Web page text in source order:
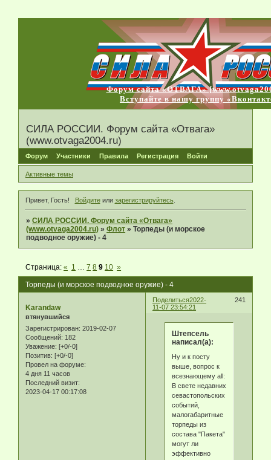
Форум сайта «ОТВАГА»
Вступайте в нашу группу
СИЛА РОССИИ. Форум сайта «Отвага»
(www.otvaga2004.ru)
Форум Участники Правила Регистрация Войти
Активные темы
Привет, Гость! Войдитеили зарегистрируйтесь.
»СИЛА РОССИИ. Форум сайта «Отвага»
(www.otvaga2004.ru) »Флот »Торпеды (и морское
подводное оружие) - 4
Торпеды (и морское подводное оружие) - 4
Страница:« 1 7 8 9 10 »
Поделиться 241
2022-
11-07 23:54:21
Karandaw
втянувшийся
Зарегистрирован: 2019-02-07
Сообщений: 182
Уважение: [+0/-0]
Позитив: [+0/-0]
Провел на форуме:
4 дня 11 часов
Последний визит:
2023-04-17 00:17:08
Штепсель
написал(а):
Ну и к посту
выше, вопрос к
всезнающему all:
В свете недавних
севастопольских
событий,
малогабаритные
торпеды из
состава "Пакета"
могут ли
эффективно